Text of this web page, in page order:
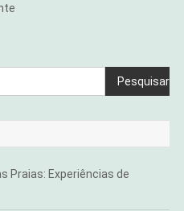
Pesquisar
Praias: Experiências de